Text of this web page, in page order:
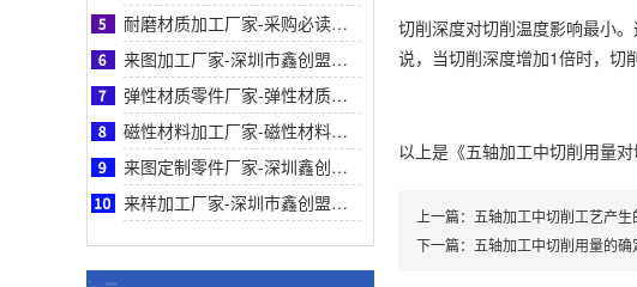
耐磨材质加工厂家-采购必读：耐磨材质加工厂家如何选？鑫创盟高耐磨低成本方案权威解析
来图加工厂家-深圳市鑫创盟机电技术有限公司来图加工厂家专业定制服务精准高效值得信赖
弹性材质零件厂家-弹性材质零件采购参考：深圳鑫创盟工艺、服务与客户案例对比详解指南
磁性材料加工厂家-磁性材料加工厂家采购参考之深圳鑫创盟机电技术有限公司深度专业解析
来图定制零件厂家-深圳鑫创盟机电来图定制零件厂家采购参考与专业工艺优势深度全面解析
来样加工厂家-深圳市鑫创盟机电来样加工厂家：精准定制，解决非标零件采购难题参考
切削深度对切削温度影响最小
说，当切削深度增加1倍时，切
以上是 《五轴加工中切削用量
上一篇： 五轴加工中切削工艺产
下一篇： 五轴加工中切削用量的